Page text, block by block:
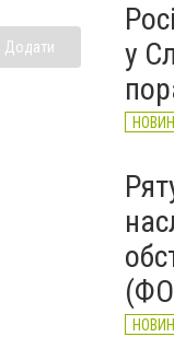
Додати
у